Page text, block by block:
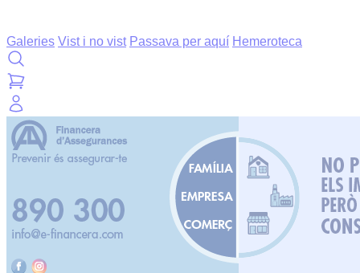
Galeries Vist i no vist Passava per aquí Hemeroteca